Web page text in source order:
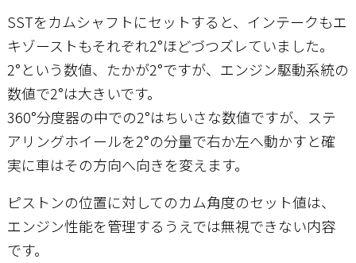
SSTをカムシャフトにセットすると、インテークもエ
キゾーストもそれぞれ2°ほどづつズレていました。
2°という数値、たかが2°ですが、エンジン駆動系統の
数値で2°は大きいです。
360°分度器の中での2°はちいさな数値ですが、ステ
アリングホイールを2°の分量で右か左へ動かすと確
実に車はその方向へ向きを変えます。
ピストンの位置に対してのカム角度のセット値は、
エンジン性能を管理するうえでは無視できない内容
です。